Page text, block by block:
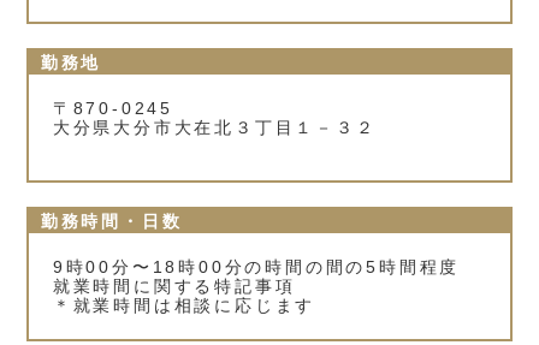
勤務地
〒870-0245
大分県大分市大在北３丁目１－３２
勤務時間・日数
9時00分〜18時00分の時間の間の5時間程度
就業時間に関する特記事項
＊就業時間は相談に応じます